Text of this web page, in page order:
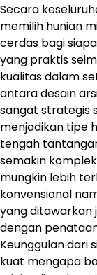
Secara
memilih hunian
cerdas bagi
yang praktis
kualitas dalam
antara desain
sangat strategis
menjadikan tipe
tengah
semakin
mungkin lebih
konvensional
yang ditawarkan
dengan
Keunggulan dari
kuat mengapa